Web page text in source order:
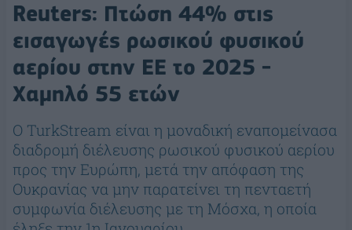
Reuters: Πτώση 44% στις
εισαγωγές ρωσικού φυσικού
αερίου στην ΕΕ το 2025 -
Χαμηλό 55 ετών
Ο TurkStream είναι η μοναδική εναπομείνασα
διαδρομή διέλευσης ρωσικού φυσικού αερίου
προς την Ευρώπη, μετά την απόφαση της
Ουκρανίας να μην παρατείνει τη πενταετή
συμφωνία διέλευσης με τη Μόσχα, η οποία